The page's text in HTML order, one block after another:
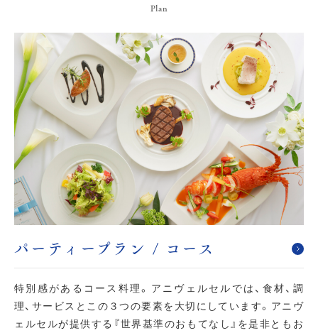
Plan
パーティープラン / コース
特別感があるコース料理。アニヴェルセルでは、食材、調
理、サービスとこの３つの要素を大切にしています。アニヴ
ェルセルが提供する『世界基準のおもてなし』を是非ともお